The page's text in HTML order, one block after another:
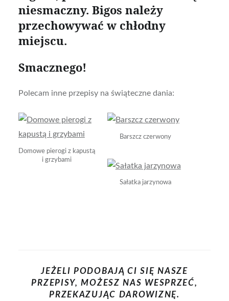
niesmaczny. Bigos należy
przechowywać w chłodny
miejscu.
Smacznego!
Polecam inne przepisy na świąteczne dania:
Domowe pierogi z kapustą
i grzybami
Barszcz czerwony
Sałatka jarzynowa
JEŻELI PODOBAJĄ CI SIĘ NASZE
PRZEPISY, MOŻESZ NAS WESPRZEĆ,
PRZEKAZUJĄC DAROWIZNĘ.